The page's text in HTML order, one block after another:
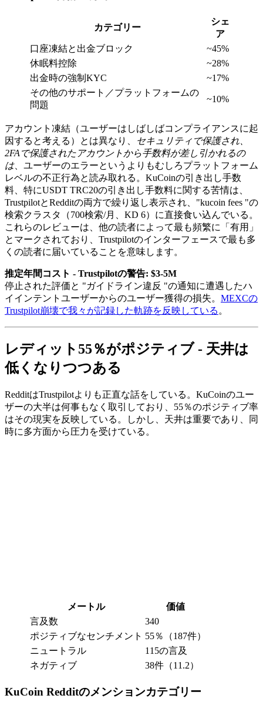
カテゴリー
シェ
ア
口座凍結と出金ブロック
~45%
休眠料控除
~28%
出金時の強制KYC
~17%
その他のサポート／プラットフォームの
問題
~10%
アカウント凍結（ユーザーはしばしばコンプライアンスに起
因すると考える）とは異なり、
セキュリティで保護され、
2FAで保護されたアカウントから手数料が差し引かれるの
は、ユーザーのエラーというよりもむしろプラットフォーム
レベルの不正行為と読み取れる。KuCoinの引き出し手数
料、特にUSDT TRC20の引き出し手数料に関する苦情は、
TrustpilotとRedditの両方で繰り返し表示され、"kucoin fees "の
検索クラスタ（700検索/月、KD 6）に直接食い込んでいる。
これらのレビューは、他の読者によって最も頻繁に「有用」
とマークされており、Trustpilotのインターフェースで最も多
くの読者に届いていることを意味します。
推定年間コスト - Trustpilotの警告: $3-5M
停止された評価と "ガイドライン違反 "の通知に遭遇したハ
イインテントユーザーからのユーザー獲得の損失。 MEXCの
Trustpilot崩壊で我々が記録した軌跡を反映している 。
レディット55％がポジティブ - 天井は
低くなりつつある
RedditはTrustpilotよりも正直な話をしている。KuCoinのユー
ザーの大半は何事もなく取引しており、55％のポジティブ率
はその現実を反映している。しかし、天井は重要であり、同
時に多方面から圧力を受けている。
メートル
価値
言及数
340
ポジティブなセンチメント 55％（187件）
ニュートラル
115の言及
ネガティブ
38件（11.2）
KuCoin Redditのメンションカテゴリー